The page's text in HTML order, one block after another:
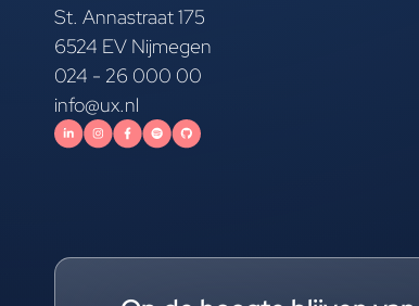
St. Annastraat 175
6524 EV Nijmegen
024 - 26 000 00
info@ux.nl